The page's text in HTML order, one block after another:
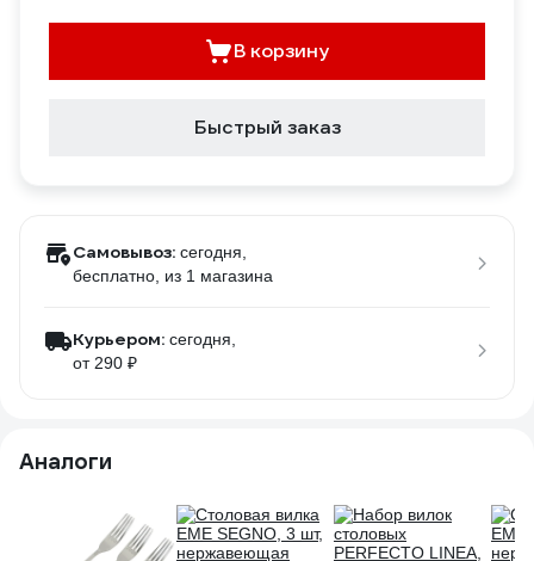
В корзину
Быстрый заказ
Самовывоз: сегодня,
бесплатно , из 1 магазина
Курьером: сегодня,
от 290 ₽
Аналоги